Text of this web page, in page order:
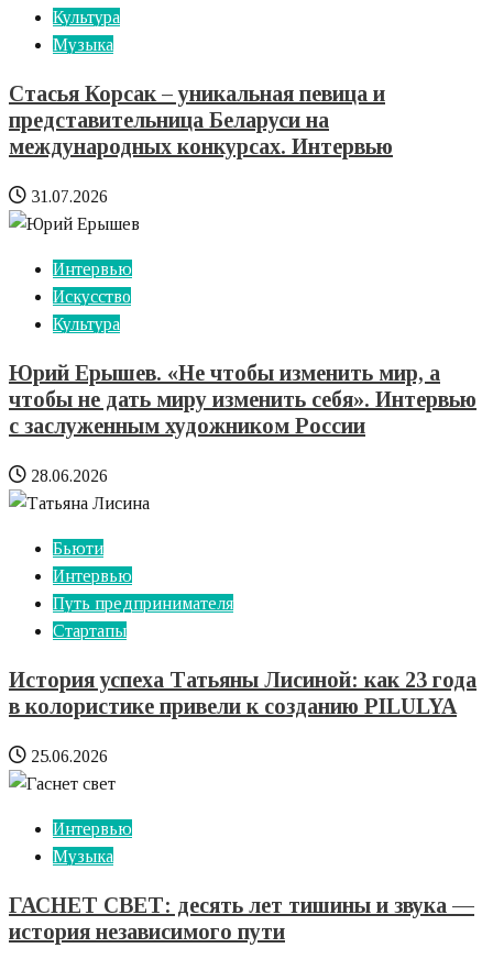
Культура
Музыка
Стасья Корсак – уникальная певица и
представительница Беларуси на
международных конкурсах. Интервью
31.07.2026
Интервью
Искусство
Культура
Юрий Ерышев. «Не чтобы изменить мир, а
чтобы не дать миру изменить себя». Интервью
с заслуженным художником России
28.06.2026
Бьюти
Интервью
Путь предпринимателя
Стартапы
История успеха Татьяны Лисиной: как 23 года
в колористике привели к созданию PILULYA
25.06.2026
Интервью
Музыка
ГАСНЕТ СВЕТ: десять лет тишины и звука —
история независимого пути